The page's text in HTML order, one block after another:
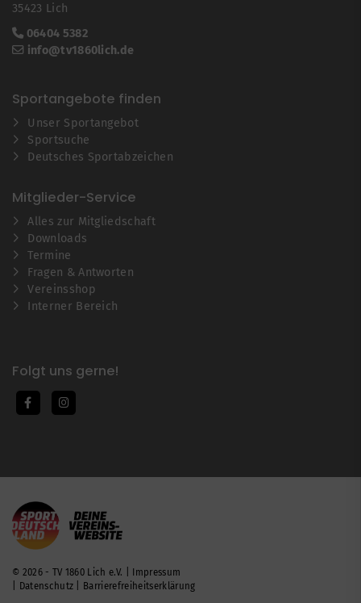
35423 Lich
06404 5382
info@tv1860lich.de
Sportangebote finden
Unser Sportangebot
Sportsuche
Deutsches Sportabzeichen
Mitglieder-Service
Alles zur Mitgliedschaft
Downloads
Termine
Fragen & Antworten
Vereinsshop
Interner Bereich
Folgt uns gerne!
© 2026 - TV 1860 Lich e.V. | Impressum
Datenschutz Barrierefreiheitserklärung